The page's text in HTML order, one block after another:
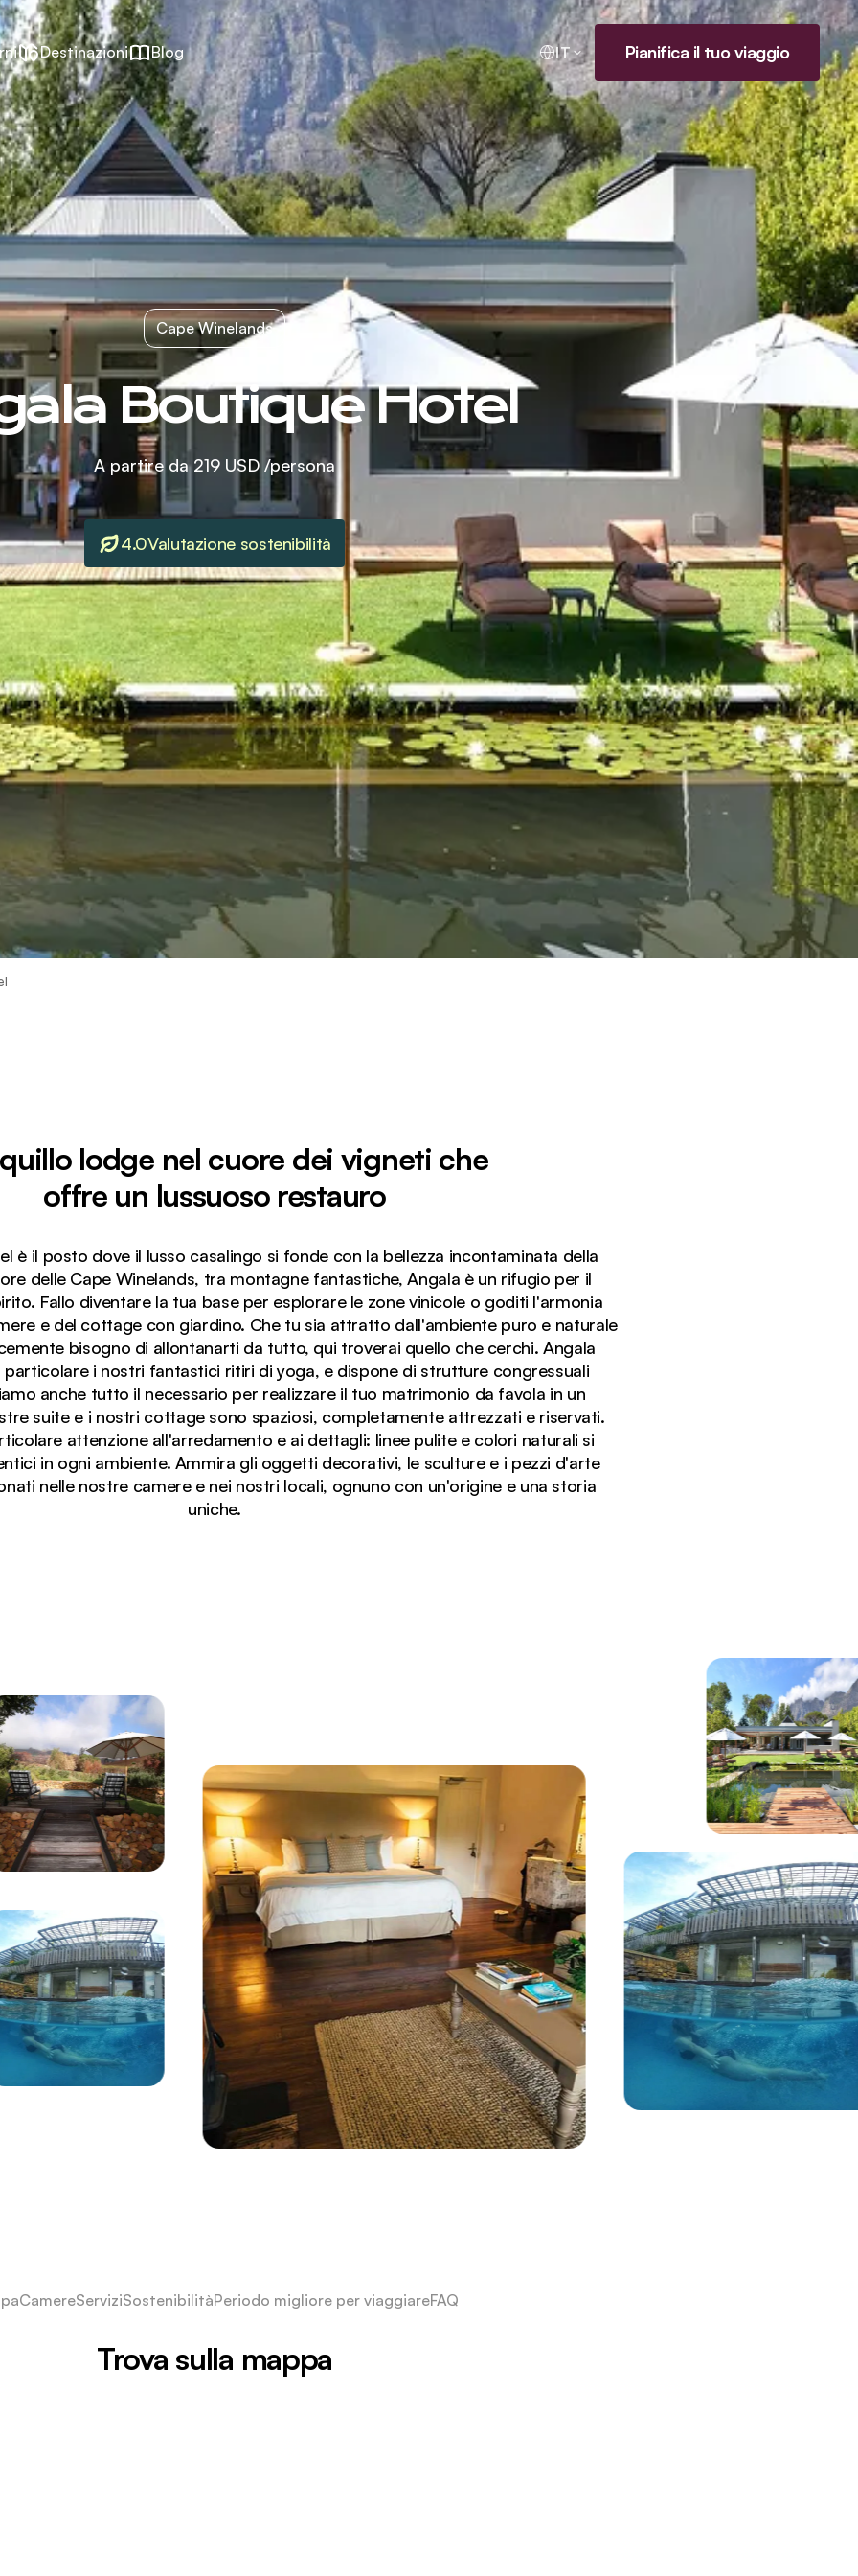
Destinazioni Blog IT Pianifica il tuo viaggio
montagne all'Angala Boutique Hotel nella regione vinicola di Cape Winelands
Cape Winelands
Boutique Hotel
A partire da219 USD /persona
4.0Valutazione sostenibilità
lodge nel cuore dei vigneti che
offre un lussuoso restauro
è il posto dove il lusso casalingo si fonde con la bellezza incontaminata della
delle Cape Winelands, tra montagne fantastiche, Angala è un rifugio per il
Fallo diventare la tua base per esplorare le zone vinicole o goditi l'armonia
e del cottage con giardino. Che tu sia attratto dall'ambiente puro e naturale
bisogno di allontanarti da tutto, qui troverai quello che cerchi. Angala
particolare i nostri fantastici ritiri di yoga, e dispone di strutture congressuali
anche tutto il necessario per realizzare il tuo matrimonio da favola in un
suite e i nostri cottage sono spaziosi, completamente attrezzati e riservati.
attenzione all'arredamento e ai dettagli: linee pulite e colori naturali si
in ogni ambiente. Ammira gli oggetti decorativi, le sculture e i pezzi d'arte
nelle nostre camere e nei nostri locali, ognuno con un'origine e una storia
uniche.
CamereServiziSostenibilitàPeriodo migliore per viaggiareFAQ
Trova sulla mappa